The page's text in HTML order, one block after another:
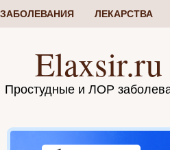
ЗАБОЛЕВАНИЯ ЛЕКАРСТВА
Elaxsir.ru
Простудные и ЛОР